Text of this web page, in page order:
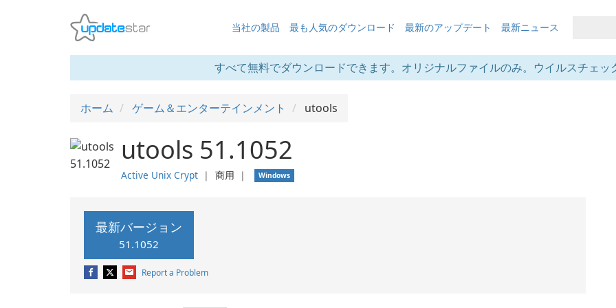
当社の製品 最も人気のダウンロード 最新のアップデート 最新ニュース
すべて無料でダウンロードできます。オリジナルファイルのみ。ウイルスチェッ
ホーム ゲーム＆エンターテインメント utools
utools 51.1052
Active Unix Crypt ❘ 商用 ❘ Windows
最新バージョン
51.1052
Report a Problem